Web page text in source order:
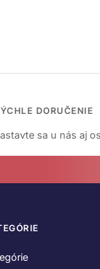
DORUČENIE
sa u nás aj